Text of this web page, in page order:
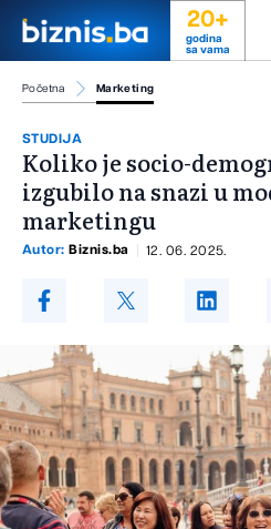
20+
godina
sa vama
Početna Marketing
STUDIJA
Koliko je socio-
izgubilo na snazi u
marketingu
Autor: Biznis.ba 12. 06. 2025.